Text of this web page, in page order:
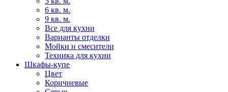
6 кв. м.
9 кв. м.
Все для кухни
Варианты отделки
Мойки и смесители
Техника для кухни
Шкафы-купе
Цвет
Коричневые